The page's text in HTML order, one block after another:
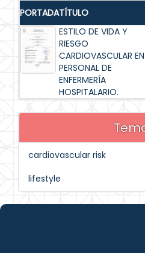
PORTADATÍTULO
ESTILO DE VIDA Y
RIESGO
CARDIOVASCULAR EN
PERSONAL DE
ENFERMERÍA
HOSPITALARIO.
cardiovascular risk
lifestyle